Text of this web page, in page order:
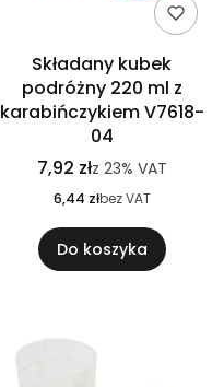
Składany kubek
podróżny 220 ml z
karabińczykiem V7618-
04
7,92 złz 23% VAT
6,44 złbez VAT
Do koszyka